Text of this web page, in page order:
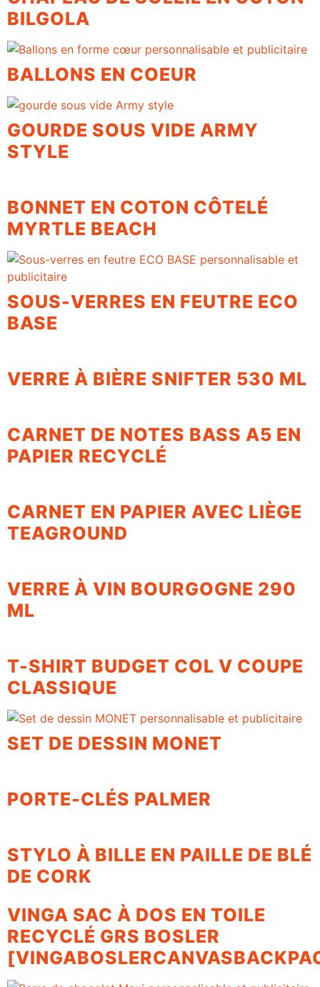
BILGOLA
BALLONS EN COEUR
GOURDE SOUS VIDE ARMY
STYLE
BONNET EN COTON CÔTELÉ
MYRTLE BEACH
SOUS-VERRES EN FEUTRE ECO
BASE
VERRE À BIÈRE SNIFTER 530 ML
CARNET DE NOTES BASS A5 EN
PAPIER RECYCLÉ
CARNET EN PAPIER AVEC LIÈGE
TEAGROUND
VERRE À VIN BOURGOGNE 290
ML
T-SHIRT BUDGET COL V COUPE
CLASSIQUE
SET DE DESSIN MONET
PORTE-CLÉS PALMER
STYLO À BILLE EN PAILLE DE BLÉ
DE CORK
VINGA SAC À DOS EN TOILE
RECYCLÉ GRS BOSLER